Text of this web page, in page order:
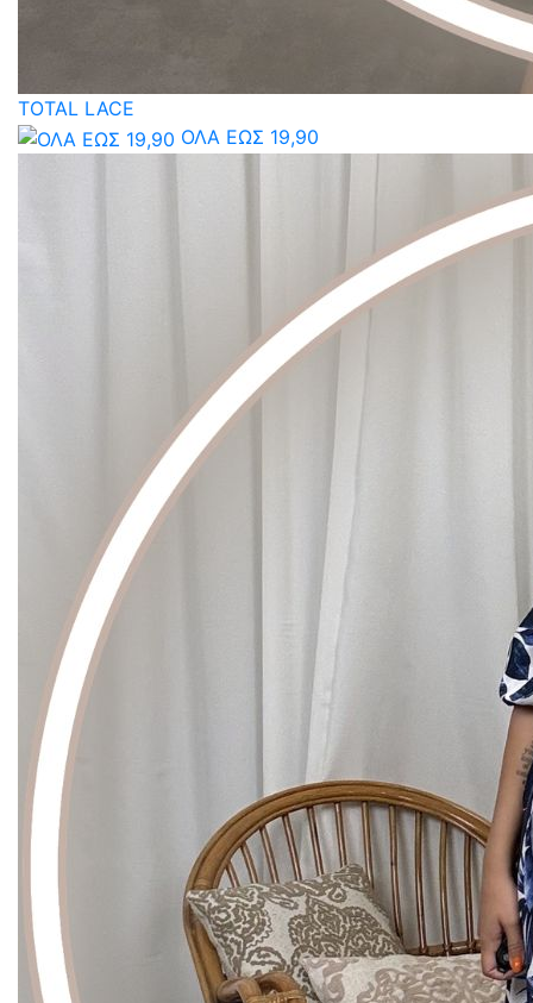
TOTAL LACE
ΟΛΑ ΕΩΣ 19,90